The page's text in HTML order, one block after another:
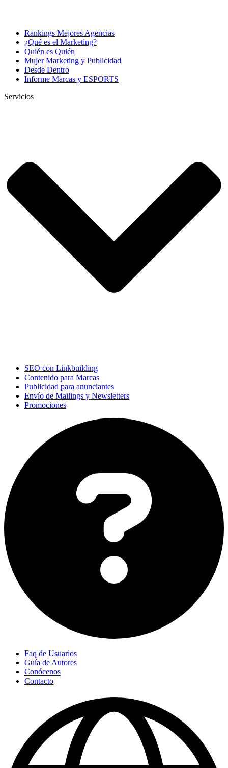
Rankings Mejores Agencias
¿Qué es el Marketing?
Quién es Quién
Mujer Marketing y Publicidad
Desde Dentro
Informe Marcas y ESPORTS
Servicios
SEO con Linkbuilding
Contenido para Marcas
Publicidad para anunciantes
Envío de Mailings y Newsletters
Promociones
Faq de Usuarios
Guía de Autores
Conócenos
Contacto